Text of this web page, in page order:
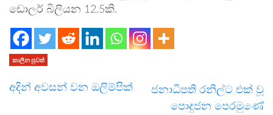
ඩොලර් බිලියන 12.5කි.
කාලීන පුවත්
අදින් අවසන් වන ඔලිම්පික්
ජනාධිපති රනිල්ට එක් වූ
පොදුජන පෙරමුණේ